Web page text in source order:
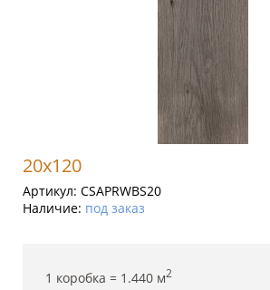
20x120
Артикул: CSAPRWBS20
Наличие: под заказ
1 коробка = 1.440 м2